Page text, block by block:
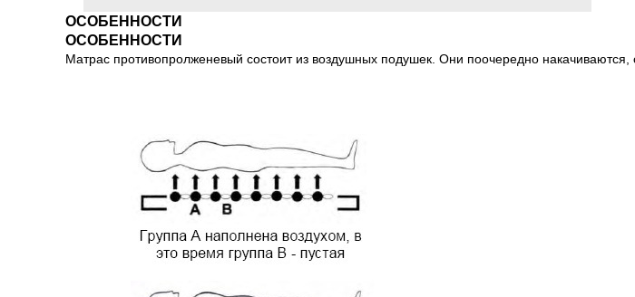
ОСОБЕННОСТИ
ОСОБЕННОСТИ
Матрас противопролженевый состоит из воздушных подушек. Они поочередно